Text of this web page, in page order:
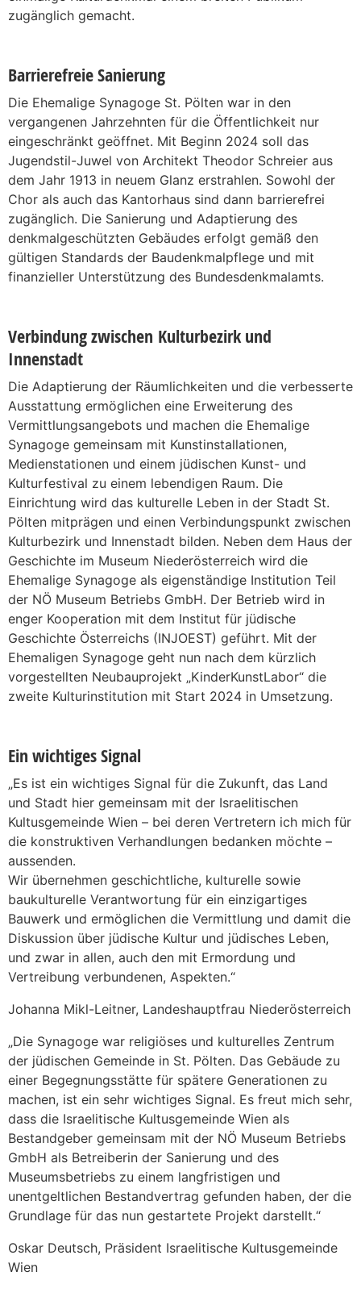
zugänglich gemacht.
Barrierefreie Sanierung
Die Ehemalige Synagoge St. Pölten war in den
vergangenen Jahrzehnten für die Öffentlichkeit nur
eingeschränkt geöffnet. Mit Beginn 2024 soll das
Jugendstil-Juwel von Architekt Theodor Schreier aus
dem Jahr 1913 in neuem Glanz erstrahlen. Sowohl der
Chor als auch das Kantorhaus sind dann barrierefrei
zugänglich. Die Sanierung und Adaptierung des
denkmalgeschützten Gebäudes erfolgt gemäß den
gültigen Standards der Baudenkmalpflege und mit
finanzieller Unterstützung des Bundesdenkmalamts.
Verbindung zwischen Kulturbezirk und
Innenstadt
Die Adaptierung der Räumlichkeiten und die verbesserte
Ausstattung ermöglichen eine Erweiterung des
Vermittlungsangebots und machen die Ehemalige
Synagoge gemeinsam mit Kunstinstallationen,
Medienstationen und einem jüdischen Kunst- und
Kulturfestival zu einem lebendigen Raum. Die
Einrichtung wird das kulturelle Leben in der Stadt St.
Pölten mitprägen und einen Verbindungspunkt zwischen
Kulturbezirk und Innenstadt bilden. Neben dem Haus der
Geschichte im Museum Niederösterreich wird die
Ehemalige Synagoge als eigenständige Institution Teil
der NÖ Museum Betriebs GmbH. Der Betrieb wird in
enger Kooperation mit dem Institut für jüdische
Geschichte Österreichs (INJOEST) geführt. Mit der
Ehemaligen Synagoge geht nun nach dem kürzlich
vorgestellten Neubauprojekt „KinderKunstLabor“ die
zweite Kulturinstitution mit Start 2024 in Umsetzung.
Ein wichtiges Signal
„Es ist ein wichtiges Signal für die Zukunft, das Land
und Stadt hier gemeinsam mit der Israelitischen
Kultusgemeinde Wien – bei deren Vertretern ich mich für
die konstruktiven Verhandlungen bedanken möchte –
aussenden.
Wir übernehmen geschichtliche, kulturelle sowie
baukulturelle Verantwortung für ein einzigartiges
Bauwerk und ermöglichen die Vermittlung und damit die
Diskussion über jüdische Kultur und jüdisches Leben,
und zwar in allen, auch den mit Ermordung und
Vertreibung verbundenen, Aspekten.“
Johanna Mikl-Leitner, Landeshauptfrau Niederösterreich
„Die Synagoge war religiöses und kulturelles Zentrum
der jüdischen Gemeinde in St. Pölten. Das Gebäude zu
einer Begegnungsstätte für spätere Generationen zu
machen, ist ein sehr wichtiges Signal. Es freut mich sehr,
dass die Israelitische Kultusgemeinde Wien als
Bestandgeber gemeinsam mit der NÖ Museum Betriebs
GmbH als Betreiberin der Sanierung und des
Museumsbetriebs zu einem langfristigen und
unentgeltlichen Bestandvertrag gefunden haben, der die
Grundlage für das nun gestartete Projekt darstellt.“
Oskar Deutsch, Präsident Israelitische Kultusgemeinde
Wien